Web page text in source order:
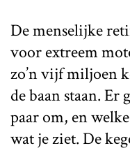
De menselijke
voor extreem
zo’n vijf miljoen
de baan staan. Er
paar om, en
wat je ziet. De